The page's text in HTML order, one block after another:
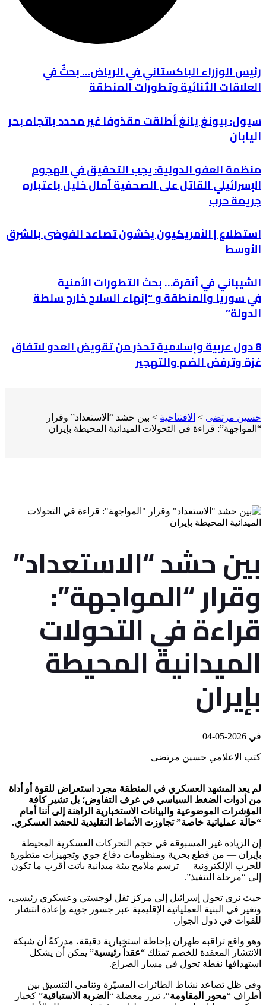
رئيس الوزراء الباكستاني في الرياض… بحثٌ في
العلاقات الثنائية وتطورات المنطقة
سيول: بيونغ يانغ أطلقت مقذوفا غير محدد باتجاه بحر
اليابان
منظمة العفو الدولية: يجب التحقيق في الهجوم
الإسرائيلي القاتل على الصحفية آمال خليل باعتباره
جريمة حرب
استطلاع | الأمريكيون يخشون تصاعد الفوضى بالشرق
الأوسط
الشيباني في أنقرة… بحث التطورات الأمنية
في سوريا والمنطقة و “إنهاء السلاح خارج سلطة
الدولة”
8 دول عربية وإسلامية تحذر من تقويض العدو لاتفاق
غزة وترفض الضم والتهجير
حسين مرتضى > الافتتاحية > ‏بين حشد “الاستعداد” وقرار
“المواجهة”: قراءة في التحولات الميدانية المحيطة بإيران
‏بين حشد “الاستعداد”
وقرار “المواجهة”:
قراءة في التحولات
الميدانية المحيطة
بإيران
في
كتب الاعلامي حسين مرتضى
‏لم يعد المشهد العسكري في المنطقة مجرد استعراض للقوة أو أداة
من أدوات الضغط السياسي في غرف التفاوض؛ بل تشير كافة
المؤشرات الموضوعية والبيانات الاستخبارية الراهنة إلى أننا أمام
“حالة عملياتية خاصة” تجاوزت الأنماط التقليدية للحشد العسكري.
إن الزيادة غير المسبوقة في حجم التحركات العسكرية المحيطة
بإيران — من قطع بحرية ومنظومات دفاع جوي وتجهيزات متطورة
للحرب الإلكترونية — ترسم ملامح بيئة ميدانية باتت أقرب ما تكون
إلى “مرحلة التنفيذ”.
‏حيث نرى تحول إسرائيل إلى مركز ثقل لوجستي وعسكري رئيسي،
وتغير في البنية العملياتية الإقليمية عبر جسور جوية وإعادة انتشار
للقوات في دول الجوار.
وهو واقع تراقبه طهران بإحاطة استخبارية دقيقة، مدركةً أن شبكة
الانتشار المعقدة للخصم تمتلك “عقداً رئيسية” يمكن أن يشكل
استهدافها نقطة تحول في مسار الصراع.
‏وفي ظل تصاعد نشاط الطائرات المسيّرة وتنامي التنسيق بين
أطراف “محور المقاومة“، تبرز معضلة “ الضربة الاستباقية” كخيار